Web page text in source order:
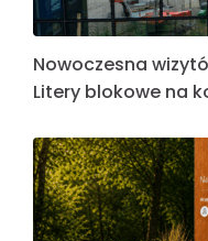
Nowoczesna
Litery blokowe na